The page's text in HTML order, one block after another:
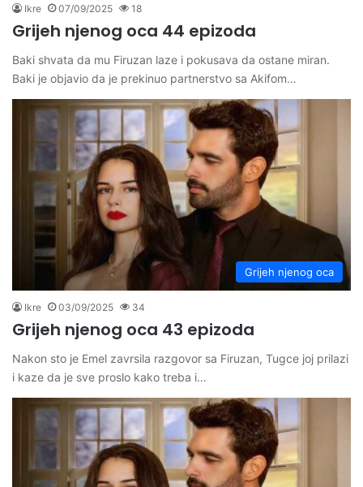
Ikre 07/09/2025 18
Grijeh njenog oca 44 epizoda
Baki shvata da mu Firuzan laze i pokusava da ostane miran.
Baki je objavio da je prekinuo partnerstvo sa Akifom…
Grijeh njenog oca
Ikre 03/09/2025 34
Grijeh njenog oca 43 epizoda
Nakon sto je Emel zavrsila razgovor sa Firuzan, Tugce joj prilazi
i kaze da je sve proslo kako treba i…